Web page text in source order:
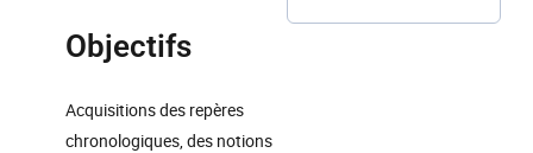
Objectifs
Acquisitions des repères
chronologiques, des notions